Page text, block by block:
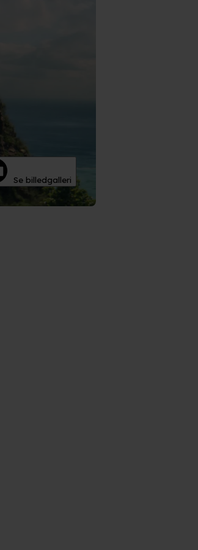
Se billedgalleri